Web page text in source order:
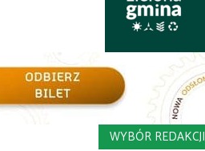
WYBÓR REDAKCJI